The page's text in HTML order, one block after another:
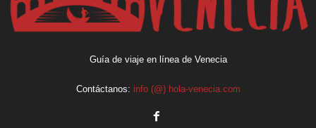
Guía de viaje en línea de Venecia
Contáctanos: info (@) hola-venecia.com